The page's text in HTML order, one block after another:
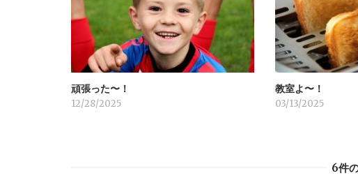
シ
ョ
ン
頑張った〜！
12/28/2025
教室よ〜！
03/13/2025
6件